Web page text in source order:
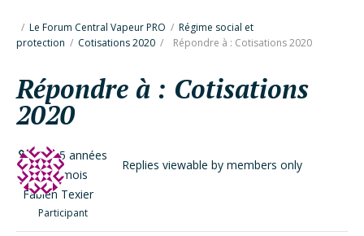
/ Le Forum Central Vapeur PRO / Régime social et
protection / Cotisations 2020 / Répondre à : Cotisations 2020
Répondre à : Cotisations
2020
il y a 5 années
et 9 mois
Fabien Texier
Participant
Replies viewable by members only